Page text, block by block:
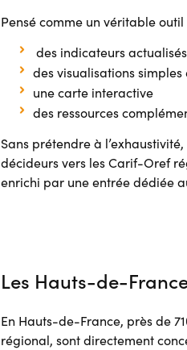
Pensé comme un véritable
des indicateurs actualisés
des visualisations simples
une carte interactive
des ressources
Sans prétendre à
décideurs vers les Carif-Oref
enrichi par une entrée dédiée
Les Hauts-de-
En Hauts-de-France, près de
régional, sont directement